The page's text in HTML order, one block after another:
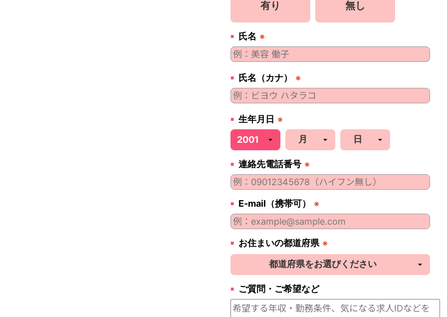
有り 無し
氏名 ※
氏名（カナ） ※
生年月日 ※
連絡先電話番号 ※
E-mail（携帯可） ※
お住まいの都道府県 ※
ご質問・ご希望など